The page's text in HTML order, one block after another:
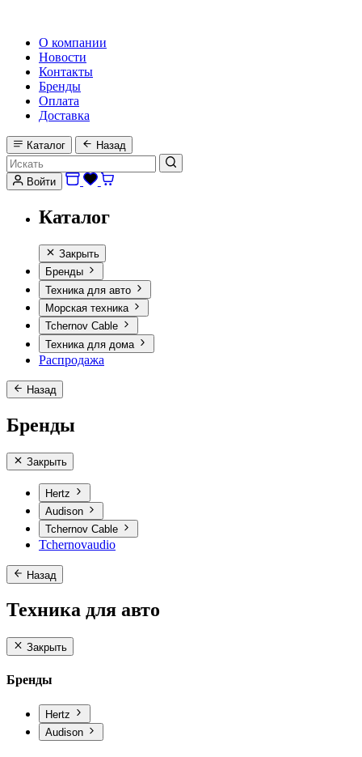
О компании
Новости
Контакты
Бренды
Оплата
Доставка
Каталог Назад
Войти
Каталог
Закрыть
Бренды
Техника для авто
Морская техника
Tchernov Cable
Техника для дома
Распродажа
Назад
Бренды
Закрыть
Hertz
Audison
Tchernov Cable
Tchernovaudio
Назад
Техника для авто
Закрыть
Бренды
Hertz
Audison